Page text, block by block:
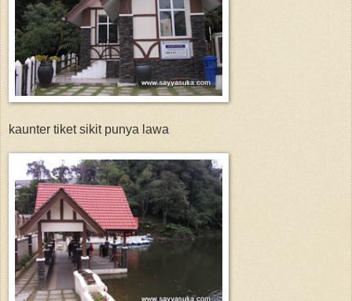
kaunter tiket sikit punya lawa